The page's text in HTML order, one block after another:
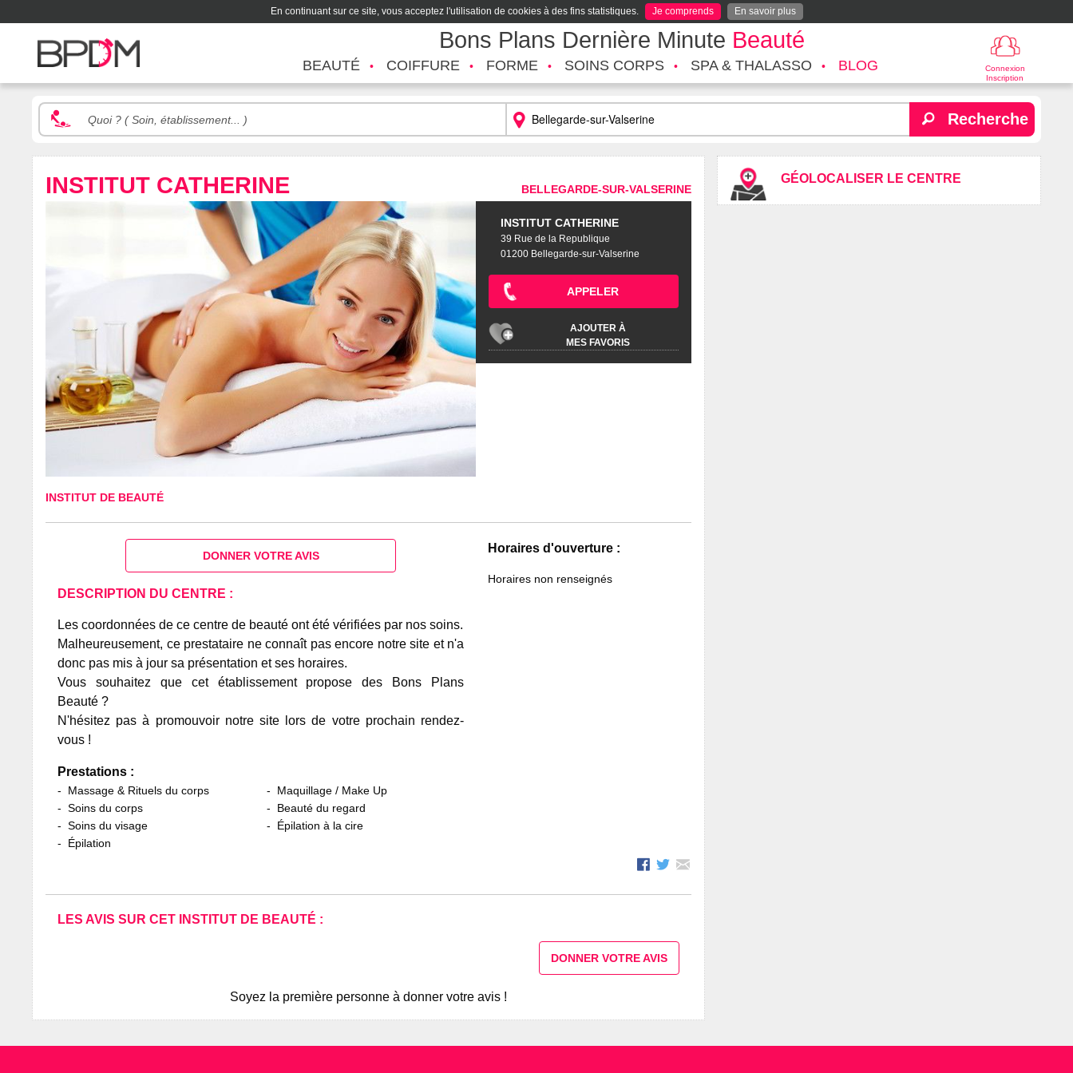
En continuant sur ce site, vous acceptez l'utilisation de cookies à des fins statistiques. Je comprends En savoir plus
Bons Plans Dernière Minute Beauté
Connexion
Inscription
BEAUTÉ COIFFURE FORME SOINS CORPS SPA & THALASSO BLOG
Recherche
GÉOLOCALISER LE CENTRE
INSTITUT CATHERINE BELLEGARDE-SUR-VALSERINE
INSTITUT CATHERINE
39 Rue de la Republique
01200 Bellegarde-sur-Valserine
APPELER
AJOUTER À
MES FAVORIS
INSTITUT DE BEAUTÉ
Horaires d'ouverture :
Horaires non renseignés
DONNER VOTRE AVIS
DESCRIPTION DU CENTRE :
Les coordonnées de ce centre de beauté ont été vérifiées par nos soins.
Malheureusement, ce prestataire ne connaît pas encore notre site et n'a
donc pas mis à jour sa présentation et ses horaires.
Vous souhaitez que cet établissement propose des Bons Plans
Beauté ?
N'hésitez pas à promouvoir notre site lors de votre prochain rendez-
vous !
Prestations :
Massage & Rituels du corps
Soins du corps
Soins du visage
Épilation
Maquillage / Make Up
Beauté du regard
Épilation à la cire
LES AVIS SUR CET INSTITUT DE BEAUTÉ :
DONNER VOTRE AVIS
Soyez la première personne à donner votre avis !